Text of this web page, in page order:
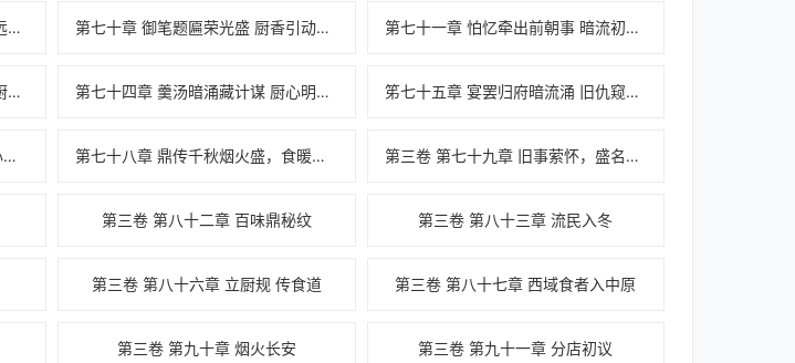
第六十九章 鼎镇汴京承祖泽 食风远扬暖人间 第七十章 御笔题匾荣光盛 厨香引动旧人来 第七十一章 怕忆牵出前朝事 暗流初露扰烟火
第七十三章 深宫赴宴锋芒隐 布衣厨者惊四座 第七十四章 羹汤暗涌藏计谋 厨心明镜识玄机 笫七十五章 宴罢归府暗流涌 旧仇窥鼎起杀心
第七十七章 尘埃落定安食府，初心如鼎照人间 第七十八章 鼎传千秋烟火盛，食暖人间岁月长 第三卷 第七十九章 旧事萦怀，盛名沉忆
第三卷 第八十二章 百味鼎秘纹 第三卷 第八十三章 流民入冬
第三卷 第八十六章 立厨规 传食道 第三卷 第八十七章 西域食者入中原
第三卷 第九十章 烟火长安 第三卷 第九十一章 分店初议